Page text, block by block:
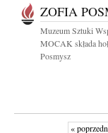
ZOFIA
Muzeum Sztuki
MOCAK składa
Posmysz
«